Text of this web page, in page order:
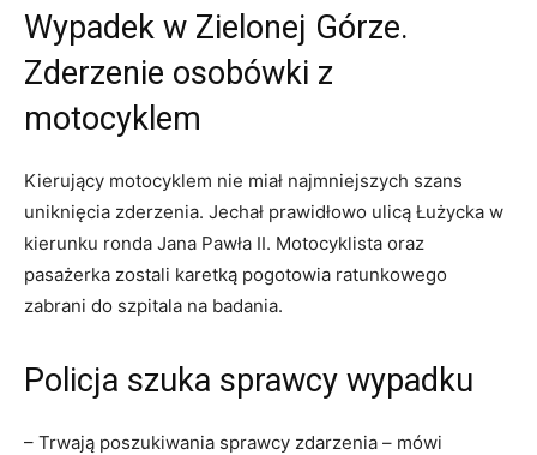
Wypadek w Zielonej Górze.
Zderzenie osobówki z
motocyklem
Kierujący motocyklem nie miał najmniejszych szans
uniknięcia zderzenia. Jechał prawidłowo ulicą Łużycka w
kierunku ronda Jana Pawła II. Motocyklista oraz
pasażerka zostali karetką pogotowia ratunkowego
zabrani do szpitala na badania.
Policja szuka sprawcy wypadku
– Trwają poszukiwania sprawcy zdarzenia – mówi